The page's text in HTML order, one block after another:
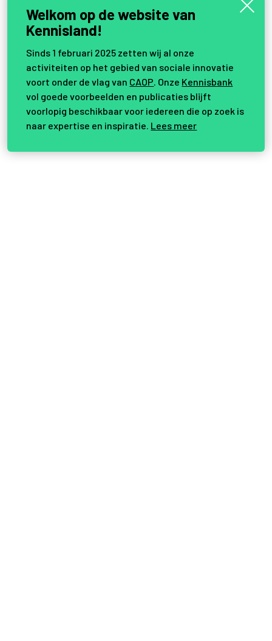
Welkom op de website van
Kennisland!
Sinds 1 februari 2025 zetten wij al onze
activiteiten op het gebied van sociale innovatie
voort onder de vlag van CAOP. Onze Kennisbank
vol goede voorbeelden en publicaties blijft
voorlopig beschikbaar voor iedereen die op zoek is
naar expertise en inspiratie. Lees meer